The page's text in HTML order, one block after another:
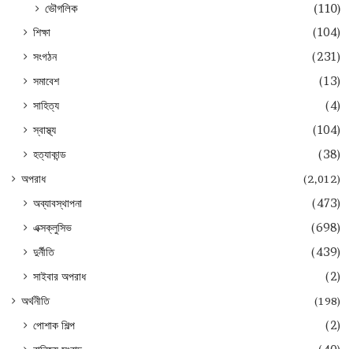
ভৌগলিক
(110)
শিক্ষা
(104)
সংগঠন
(231)
সমাবেশ
(13)
সাহিত্য
(4)
স্বাস্থ্য
(104)
হত্যাকান্ড
(38)
অপরাধ (2,012)
অব্যাবস্থাপনা
(473)
এক্সক্লুসিভ
(698)
দুর্নীতি
(439)
সাইবার অপরাধ
(2)
অর্থনীতি (198)
পোশাক শিল্প
(2)